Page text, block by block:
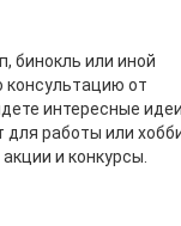
бинокль или иной
консультацию от
интересные идеи
работы или
и конкурсы.